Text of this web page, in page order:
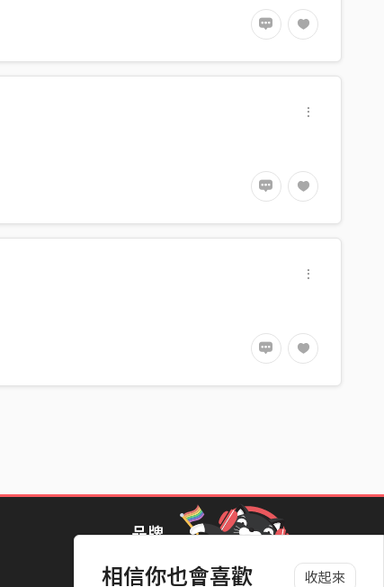
相信你也會喜歡 收起來
品牌
StreetVoice Awards 街聲音樂獎